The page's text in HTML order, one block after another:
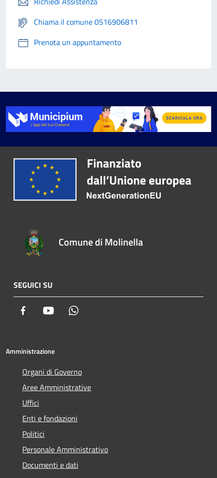
Chiama il comune 0516906811
Prenota un appuntamento
Comune di Molinella
SEGUICI SU
Facebook Youtube
Amministrazione
Organi di Governo
Aree Amministrative
Uffici
Enti e fondazioni
Politici
Personale Amministrativo
Documenti e dati